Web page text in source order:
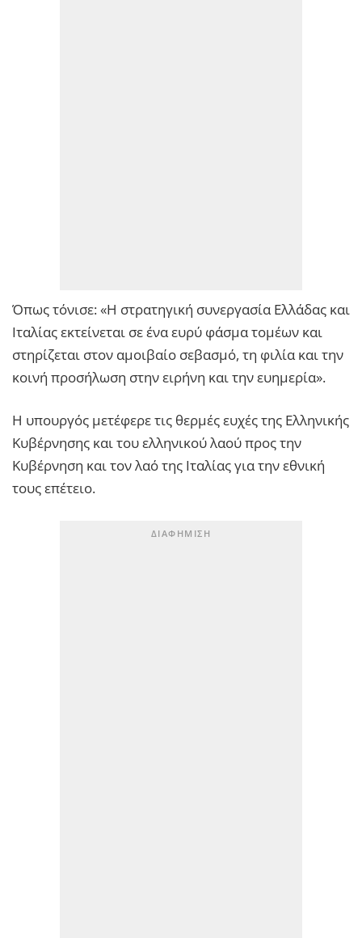
Όπως τόνισε: «Η στρατηγική συνεργασία Ελλάδας και
Ιταλίας εκτείνεται σε ένα ευρύ φάσμα τομέων και
στηρίζεται στον αμοιβαίο σεβασμό, τη φιλία και την
κοινή προσήλωση στην ειρήνη και την ευημερία».
Η υπουργός μετέφερε τις θερμές ευχές της Ελληνικής
Κυβέρνησης και του ελληνικού λαού προς την
Κυβέρνηση και τον λαό της Ιταλίας για την εθνική
τους επέτειο.